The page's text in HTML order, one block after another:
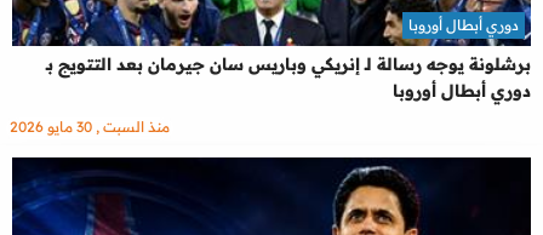
برشلونة يوجه رسالة لـ إنريكي وباريس سان جيرمان بعد التتويج بـ
دوري أبطال أوروبا
دوري أبطال أوروبا
منذ السبت , 30 مايو 2026